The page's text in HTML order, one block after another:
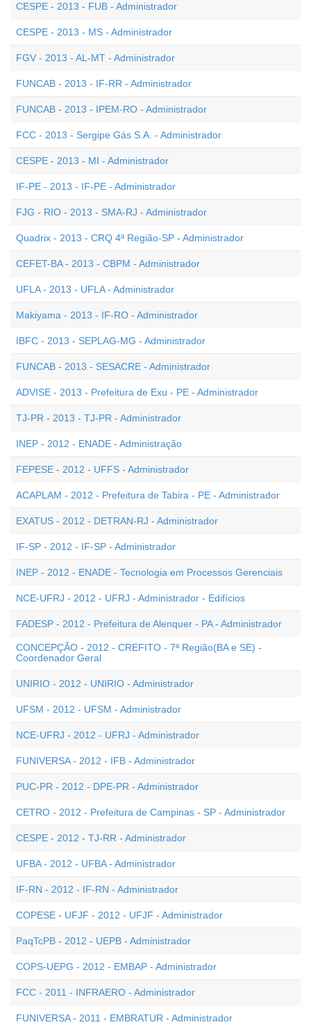
CESPE - 2013 - FUB - Administrador
CESPE - 2013 - MS - Administrador
FGV - 2013 - AL-MT - Administrador
FUNCAB - 2013 - IF-RR - Administrador
FUNCAB - 2013 - IPEM-RO - Administrador
FCC - 2013 - Sergipe Gás S.A. - Administrador
CESPE - 2013 - MI - Administrador
IF-PE - 2013 - IF-PE - Administrador
FJG - RIO - 2013 - SMA-RJ - Administrador
Quadrix - 2013 - CRQ 4ª Região-SP - Administrador
CEFET-BA - 2013 - CBPM - Administrador
UFLA - 2013 - UFLA - Administrador
Makiyama - 2013 - IF-RO - Administrador
IBFC - 2013 - SEPLAG-MG - Administrador
FUNCAB - 2013 - SESACRE - Administrador
ADVISE - 2013 - Prefeitura de Exu - PE - Administrador
TJ-PR - 2013 - TJ-PR - Administrador
INEP - 2012 - ENADE - Administração
FEPESE - 2012 - UFFS - Administrador
ACAPLAM - 2012 - Prefeitura de Tabira - PE - Administrador
EXATUS - 2012 - DETRAN-RJ - Administrador
IF-SP - 2012 - IF-SP - Administrador
INEP - 2012 - ENADE - Tecnologia em Processos Gerenciais
NCE-UFRJ - 2012 - UFRJ - Administrador - Edifícios
FADESP - 2012 - Prefeitura de Alenquer - PA - Administrador
CONCEPÇÃO - 2012 - CREFITO - 7ª Região(BA e SE) -
Coordenador Geral
UNIRIO - 2012 - UNIRIO - Administrador
UFSM - 2012 - UFSM - Administrador
NCE-UFRJ - 2012 - UFRJ - Administrador
FUNIVERSA - 2012 - IFB - Administrador
PUC-PR - 2012 - DPE-PR - Administrador
CETRO - 2012 - Prefeitura de Campinas - SP - Administrador
CESPE - 2012 - TJ-RR - Administrador
UFBA - 2012 - UFBA - Administrador
IF-RN - 2012 - IF-RN - Administrador
COPESE - UFJF - 2012 - UFJF - Administrador
PaqTcPB - 2012 - UEPB - Administrador
COPS-UEPG - 2012 - EMBAP - Administrador
FCC - 2011 - INFRAERO - Administrador
FUNIVERSA - 2011 - EMBRATUR - Administrador